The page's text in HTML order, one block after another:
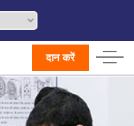
दान करें